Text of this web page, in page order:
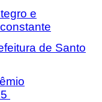
e
de Santo